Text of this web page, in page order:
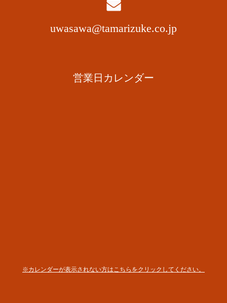
uwasawa@tamarizuke.co.jp
営業日カレンダー
※カレンダーが表示されない方はこちらをクリックしてください。